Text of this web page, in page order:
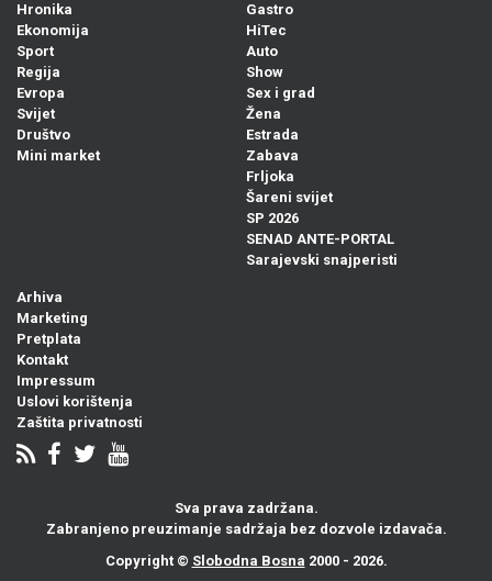
Hronika
Ekonomija
Sport
Regija
Evropa
Svijet
Društvo
Mini market
Gastro
HiTec
Auto
Show
Sex i grad
Žena
Estrada
Zabava
Frljoka
Šareni svijet
SP 2026
SENAD ANTE-PORTAL
Sarajevski snajperisti
Arhiva
Marketing
Pretplata
Kontakt
Impressum
Uslovi korištenja
Zaštita privatnosti
Sva prava zadržana.
Zabranjeno preuzimanje sadržaja bez dozvole izdavača.
Copyright © Slobodna Bosna 2000 - 2026.